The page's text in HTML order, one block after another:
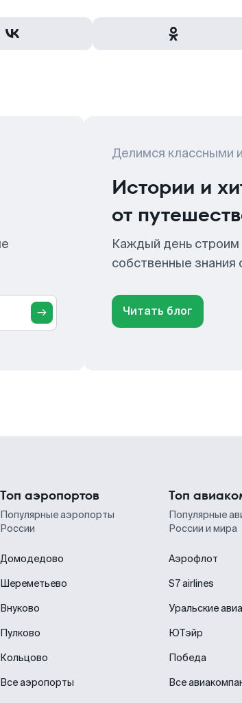
Делимся классными
Истории и
от
Каждый день строим
собственные знания
Читать блог
Топ аэропортов
Популярные аэропорты
России
Домодедово
Шереметьево
Внуково
Пулково
Кольцово
Все аэропорты
Топ
Популярные
России и мира
Аэрофлот
S7 airlines
Уральские
ЮТэйр
Победа
Все